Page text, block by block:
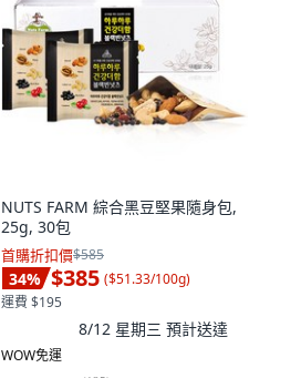
NUTS FARM 綜合黑豆堅果隨身包,
25g, 30包
首購折扣價$585
34% $385 ($51.33/100g)
運費 $195
8/12 星期三 預計送達
WOW免運